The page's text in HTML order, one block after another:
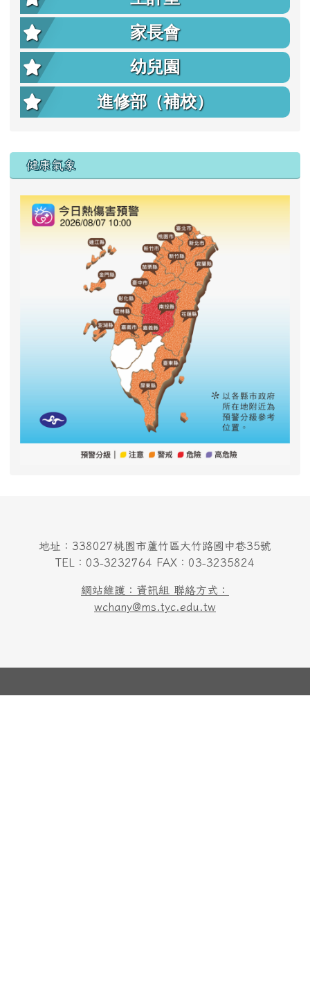
家長會
幼兒園
進修部（補校）
右邊區域內容
健康氣象
地址：338027桃園市蘆竹區大竹路國中巷35號
TEL：03-3232764 FAX：03-3235824
網站維護：資訊組 聯絡方式：
wchany@ms.tyc.edu.tw